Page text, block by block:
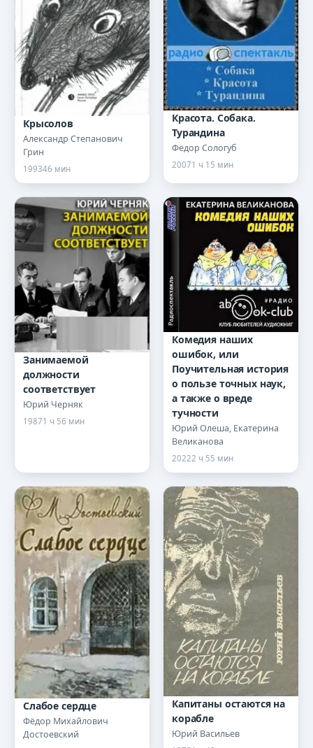
Крысолов
Александр Степанович
Грин
199346 мин
Красота. Собака.
Турандина
Федор Сологуб
20071 ч 15 мин
Занимаемой
должности
соответствует
Юрий Черняк
19871 ч 56 мин
Комедия наших
ошибок, или
Поучительная история
о пользе точных наук,
а также о вреде
тучности
Юрий Олеша, Екатерина
Великанова
20222 ч 55 мин
Слабое сердце
Фёдор Михайлович
Достоевский
Капитаны остаются на
корабле
Юрий Васильев